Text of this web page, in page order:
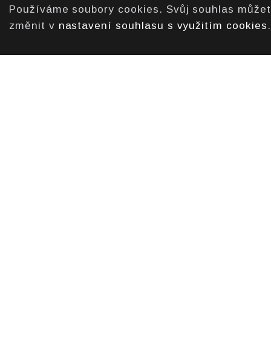
Používáme soubory cookies. Svůj souhlas
změnit v nastavení souhlasu s využitím cookies .